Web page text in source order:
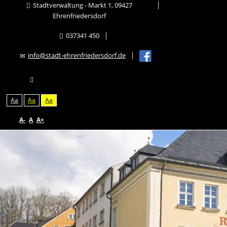
Stadtverwaltung - Markt 1, 09427
Ehrenfriedersdorf
037341 450
info@stadt-ehrenfriedersdorf.de
Aa Aa Aa
A- A A+